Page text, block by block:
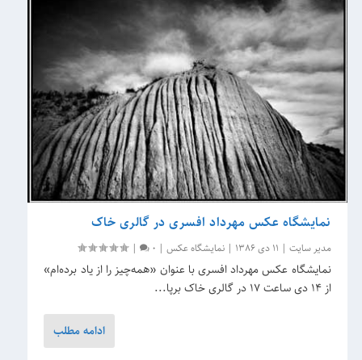
نمایشگاه عکس مهرداد افسری در گالری خاک
مدیر سایت | 11 دی 1386 |نمایشگاه عکس |
0
|
نمایشگاه عکس مهرداد افسری با عنوان «همه‌چیز را از یاد برده‌ام»
از ۱۴ دی ساعت ۱۷ در گالری خاک برپا...
ادامه مطلب